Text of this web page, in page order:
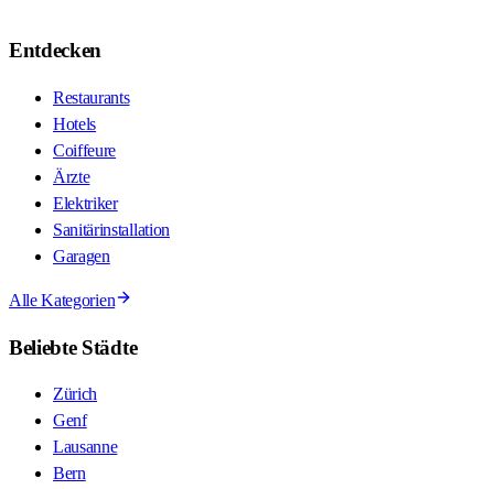
Entdecken
Restaurants
Hotels
Coiffeure
Ärzte
Elektriker
Sanitärinstallation
Garagen
Alle Kategorien
Beliebte Städte
Zürich
Genf
Lausanne
Bern